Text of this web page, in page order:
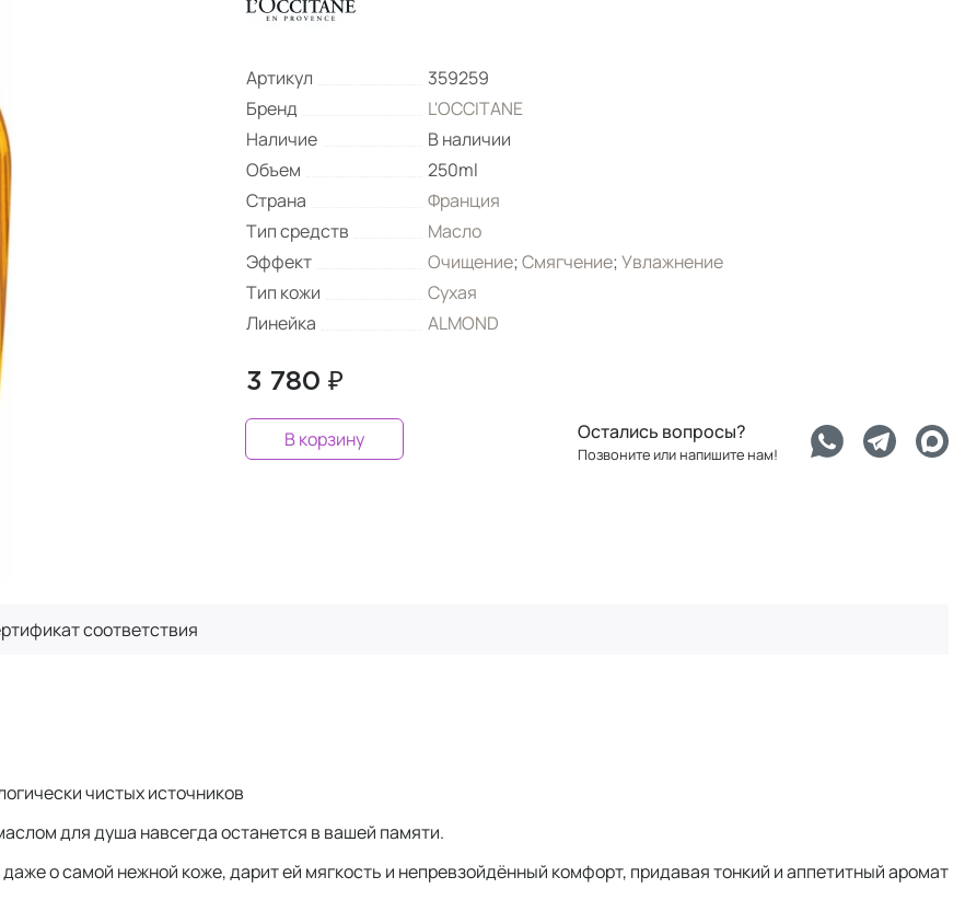
Артикул
359259
Бренд
L'OCCITANE
Наличие
В наличии
Объем
250ml
Страна
Франция
Тип средств
Масло
Эффект
Очищение;Смягчение;Увлажнение
Тип кожи
Сухая
Линейка
ALMOND
3 780 ₽
В корзину Остались вопросы?
Позвоните или напишите нам!
соответствия
чистых источников
для душа навсегда останется в вашей памяти.
о самой нежной коже, дарит ей мягкость и непревзойдённый комфорт, придавая тонкий и аппетитный аромат